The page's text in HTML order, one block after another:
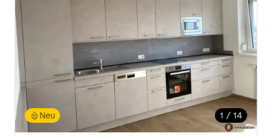
1 / 14
Neu